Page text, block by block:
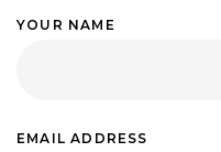
YOUR NAME
EMAIL ADDRESS